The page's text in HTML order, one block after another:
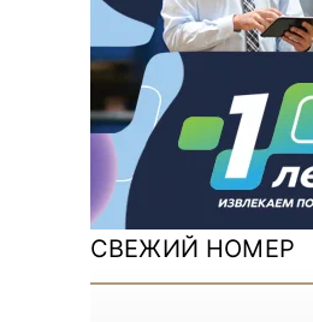
Уголь России и Майнинг 2025
Рудник 2024 | Обзор выставки
В помощь шахтёру 2024
Уголь России и Майнинг 2024
Mining World Russia 2024
СВЕЖИЙ НОМЕР